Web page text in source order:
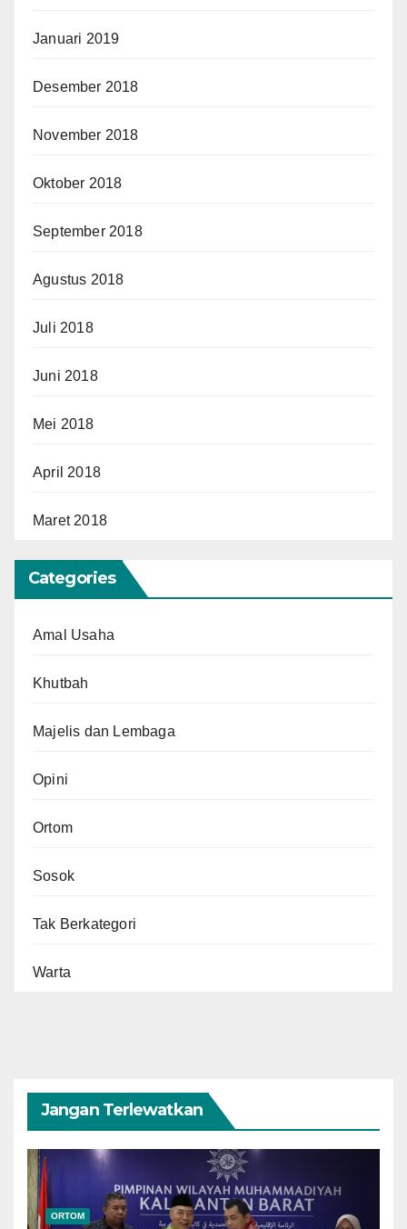
Januari 2019
Desember 2018
November 2018
Oktober 2018
September 2018
Agustus 2018
Juli 2018
Juni 2018
Mei 2018
April 2018
Maret 2018
Categories
Amal Usaha
Khutbah
Majelis dan Lembaga
Opini
Ortom
Sosok
Tak Berkategori
Warta
Jangan Terlewatkan
ORTOM